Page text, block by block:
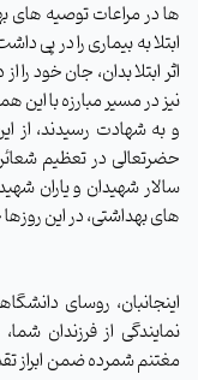
ها در مراعات توصیه های
ابتلا به بیماری را در پی
اثر ابتلا بدان، جان خود را
نیز در مسیر مبارزه با
و به شهادت رسیدند، از
حضرتعالی در تعظیم
سالار شهیدان و یاران
های بهداشتی، در این
اینجانبان، روسای
نمایندگی از فرزندان
مغتنم شمرده ضمن ابراز